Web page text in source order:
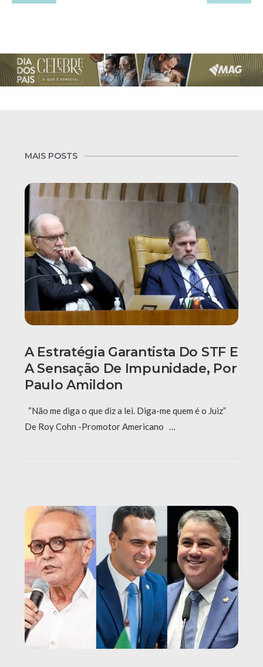
MAIS POSTS
A Estratégia Garantista Do STF E
A Sensação De Impunidade, Por
Paulo Amildon
“Não me diga o que diz a lei. Diga-me quem é o Juiz”
De Roy Cohn -Promotor Americano …